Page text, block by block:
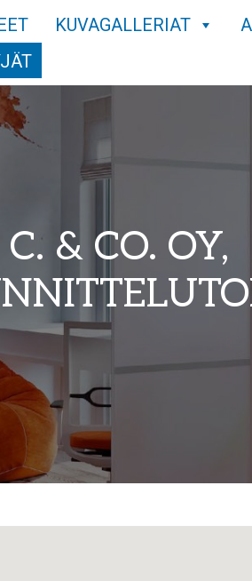
KUVAGALLERIAT
& CO. OY,